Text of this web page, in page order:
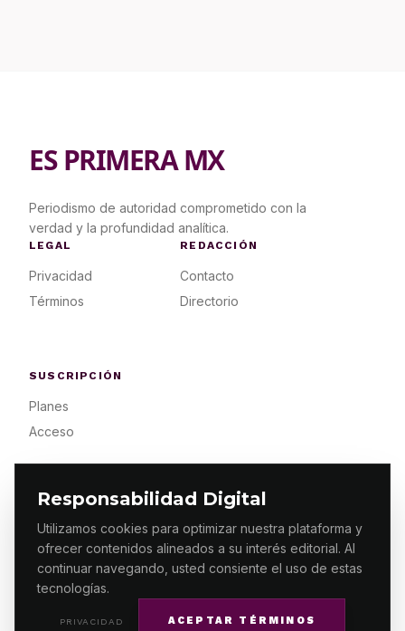
Responsabilidad Digital
Utilizamos cookies para optimizar nuestra plataforma y
ofrecer contenidos alineados a su interés editorial. Al
continuar navegando, usted consiente el uso de estas
tecnologías.
PRIVACIDAD ACEPTAR TÉRMINOS
ES PRIMERA MX
Periodismo de autoridad comprometido con la
verdad y la profundidad analítica.
LEGAL
Privacidad
Términos
REDACCIÓN
Contacto
Directorio
SUSCRIPCIÓN
Planes
Acceso
© 2026 ES PRIMERA MX. ALGUNOS DERECHOS
RESERVADOS / DESIGNMAKING.MX